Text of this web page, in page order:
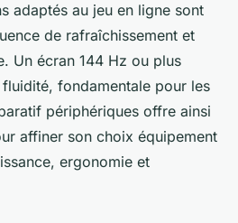
adaptés au jeu en ligne sont
de rafraîchissement et
Un écran 144 Hz ou plus
fondamentale pour les
périphériques offre ainsi
affiner son choix équipement
ergonomie et